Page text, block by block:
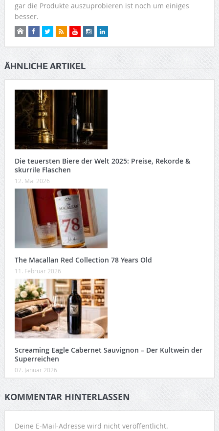
gar die Produkte auszuprobieren ist noch um einiges
besser.
ÄHNLICHE ARTIKEL
Die teuersten Biere der Welt 2025: Preise, Rekorde &
skurrile Flaschen
12. Mai 2026
The Macallan Red Collection 78 Years Old
11. Februar 2026
Screaming Eagle Cabernet Sauvignon – Der Kultwein der
Superreichen
07. Januar 2026
KOMMENTAR HINTERLASSEN
Deine E-Mail-Adresse wird nicht veröffentlicht.